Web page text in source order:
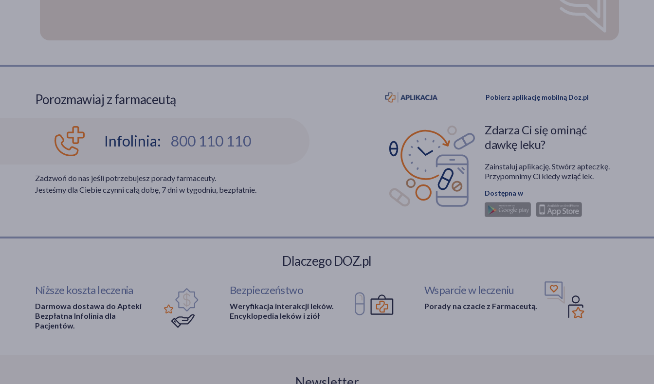
Porozmawiaj z farmaceutą
Infolinia: 800 110 110
Zadzwoń do nas jeśli potrzebujesz porady farmaceuty.
Jesteśmy dla Ciebie czynni całą dobę, 7 dni w tygodniu, bezpłatnie.
Pobierz aplikację mobilną Doz.pl
Zdarza Ci się ominąć
dawkę leku?
Zainstaluj aplikację. Stwórz apteczkę.
Przypomnimy Ci kiedy wziąć lek.
Dostępna w
Dlaczego DOZ.pl
Niższe koszta leczenia
Darmowa dostawa do Apteki
Bezpłatna Infolinia dla
Pacjentów.
Bezpieczeństwo
Weryfikacja interakcji leków.
Encyklopedia leków i ziół
Wsparcie w leczeniu
Porady na czacie z Farmaceutą.